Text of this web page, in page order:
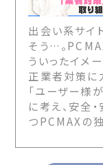
出会い系サイ
そう…。
ういったイメ
正業者対策に
「ユーザー様
に考え、安全
つPCMAXの